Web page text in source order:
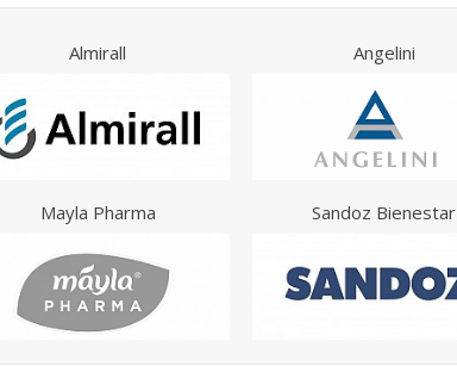
Almirall Angelini
Mayla Pharma Sandoz Bienestar